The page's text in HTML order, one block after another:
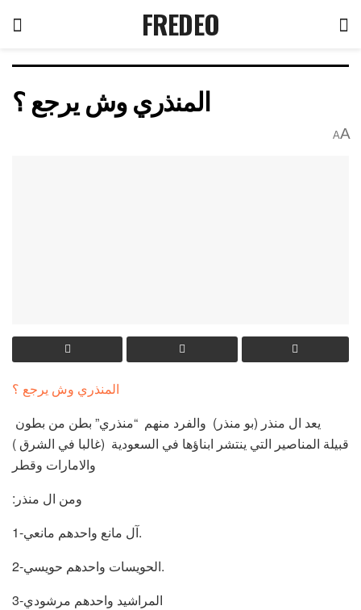
FREDEO
المنذري وش يرجع ؟
AA
المنذري وش يرجع ؟
قبيلة المناصير التي ينتشر ابناؤها في السعودية (غالبا في الشرق )
1-آل مانع واحدهم مانعي.
2-الحويسات واحدهم حويسي.
3-المراشيد واحدهم مرشودي